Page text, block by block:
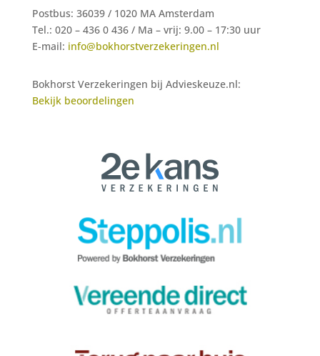
Postbus: 36039 / 1020 MA Amsterdam
Tel.: 020 – 436 0 436 / Ma – vrij: 9.00 – 17:30 uur
E-mail: info@bokhorstverzekeringen.nl
Bokhorst Verzekeringen bij Advieskeuze.nl:
Bekijk beoordelingen